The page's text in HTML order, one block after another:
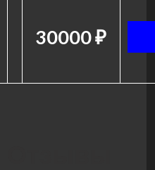
30000 ₽